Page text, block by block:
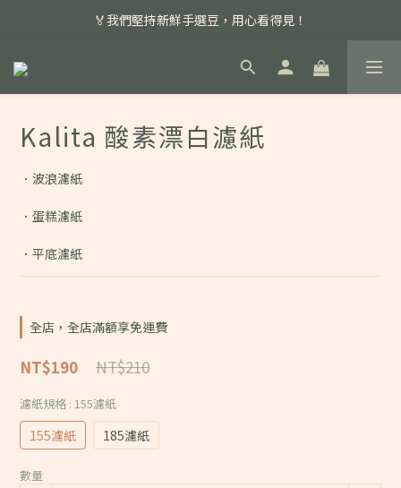
📣 本月主打特殊處理咖啡豆，任選超優惠！
🏅我們堅持新鮮手選豆，用心看得見！
📣 📣 新加入會員即享百元購物金，消費滿額再享免運費！
Kalita 酸素漂白濾紙
．波浪濾紙
．蛋糕濾紙
．平底濾紙
全店，全店滿額享免運費
NT$210
NT$190
濾紙規格 : 155濾紙
155濾紙 185濾紙
數量